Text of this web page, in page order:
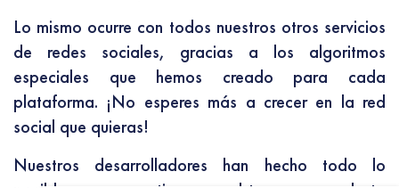
Lo mismo ocurre con todos nuestros otros servicios
de redes sociales, gracias a los algoritmos
especiales que hemos creado para cada
plataforma. ¡No esperes más a crecer en la red
social que quieras!
Nuestros desarrolladores han hecho todo lo